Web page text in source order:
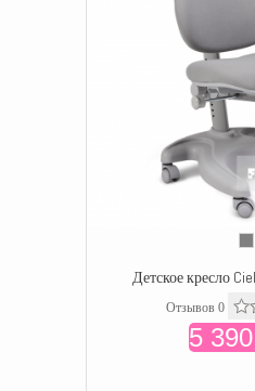
Детское кресло
Отзывов 0
5